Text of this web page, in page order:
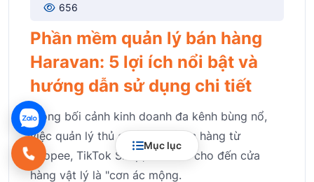
Mục lục
656
Phần mềm quản lý bán hàng
Haravan: 5 lợi ích nổi bật và
hướng dẫn sử dụng chi tiết
Trong bối cảnh kinh doanh đa kênh bùng nổ,
việc quản lý thủ công từng đơn hàng từ
Shopee, TikTok Shop, Website cho đến cửa
hàng vật lý là "cơn ác mộng.